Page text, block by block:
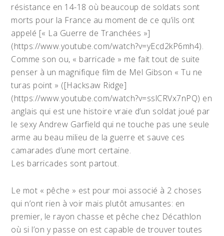
résistance en 14-18 où beaucoup de soldats sont
morts pour la France au moment de ce qu’ils ont
appelé [« La Guerre de Tranchées »]
(https://www.youtube.com/watch?v=yEcd2kP6mh4).
Comme son ou, « barricade » me fait tout de suite
penser à un magnifique film de Mel Gibson « Tu ne
turas point » ([Hacksaw Ridge]
(https://www.youtube.com/watch?v=sslCRVx7nPQ) en
anglais qui est une histoire vraie d’un soldat joué par
le sexy Andrew Garfield qui ne touche pas une seule
arme au beau milieu de la guerre et sauve ces
camarades d’une mort certaine.
Les barricades sont partout.
Le mot « pêche » est pour moi associé à 2 choses
qui n’ont rien à voir mais plutôt amusantes: en
premier, le rayon chasse et pêche chez Décathlon
où si l’on y passe on est capable de trouver toutes